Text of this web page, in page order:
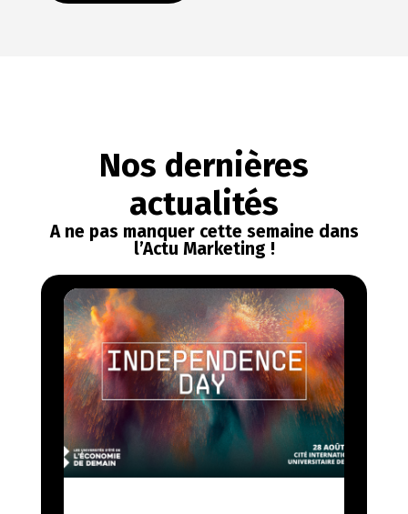
Nos dernières
actualités
A ne pas manquer cette semaine dans
l’Actu Marketing !